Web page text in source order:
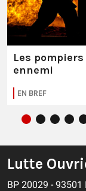
Les
ennemi
EN BREF
Lutte
BP 20029 - 93501